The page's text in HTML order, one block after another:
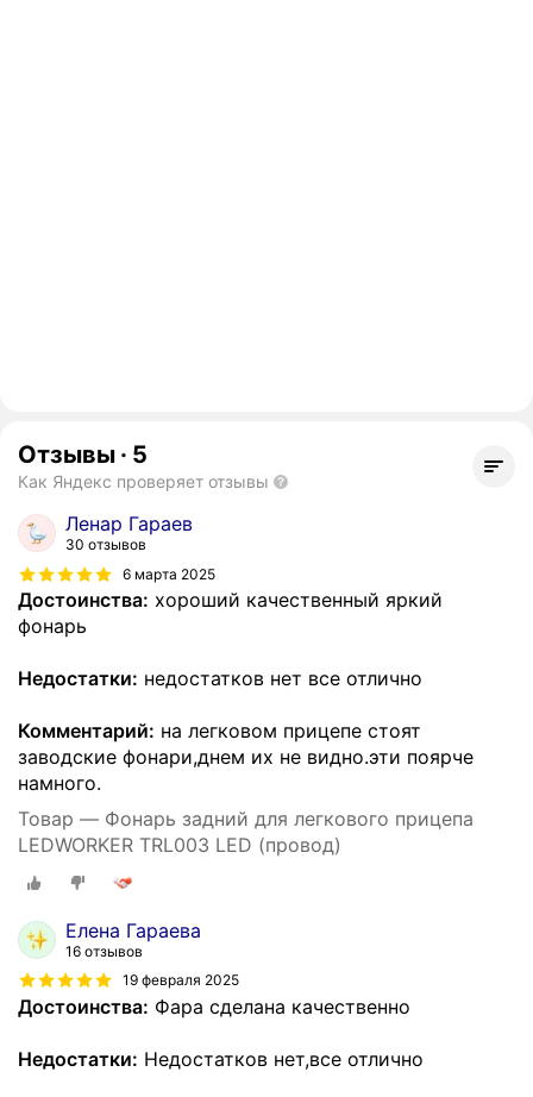
Отзывы · 5
Как Яндекс проверяет отзывы
Ленар Гараев
30 отзывов
6 марта 2025
Достоинства: хороший качественный яркий
фонарь
Недостатки: недостатков нет все отлично
Комментарий: на легковом прицепе стоят
заводские фонари,днем их не видно.эти поярче
намного.
Товар — Фонарь задний для легкового прицепа
LEDWORKER TRL003 LED (провод)
Елена Гараева
16 отзывов
19 февраля 2025
Достоинства: Фара сделана качественно
Недостатки: Недостатков нет,все отлично